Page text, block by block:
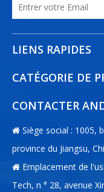
LIENS RAPIDES
CATÉGORIE DE
CONTACTER
 Siège social : 1005,
province du Jiangsu,
 Emplacement de
Tech, n ° 28, avenue